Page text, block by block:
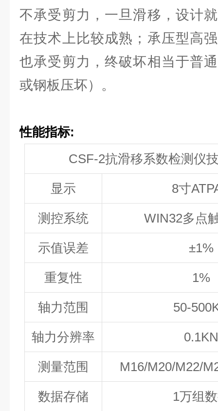
不承受剪力，一旦滑移，设计
在技术上比较成熟；承压型高
也承受剪力，终破坏相当于普
或钢板压坏）。
性能指标:
CSF-2抗滑移系数检测仪
显示 8寸
测控系统 WIN32多点
示值误差 ±1%
重复性 1%
轴力范围 50-
轴力分辨率
测量范围 M16/M20/M22/
数据存储 1万组